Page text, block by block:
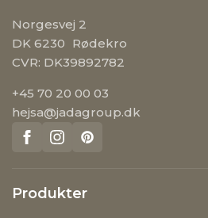
Norgesvej 2
DK 6230 Rødekro
CVR: DK39892782
+45 70 20 00 03
hejsa@jadagroup.dk
Produkter